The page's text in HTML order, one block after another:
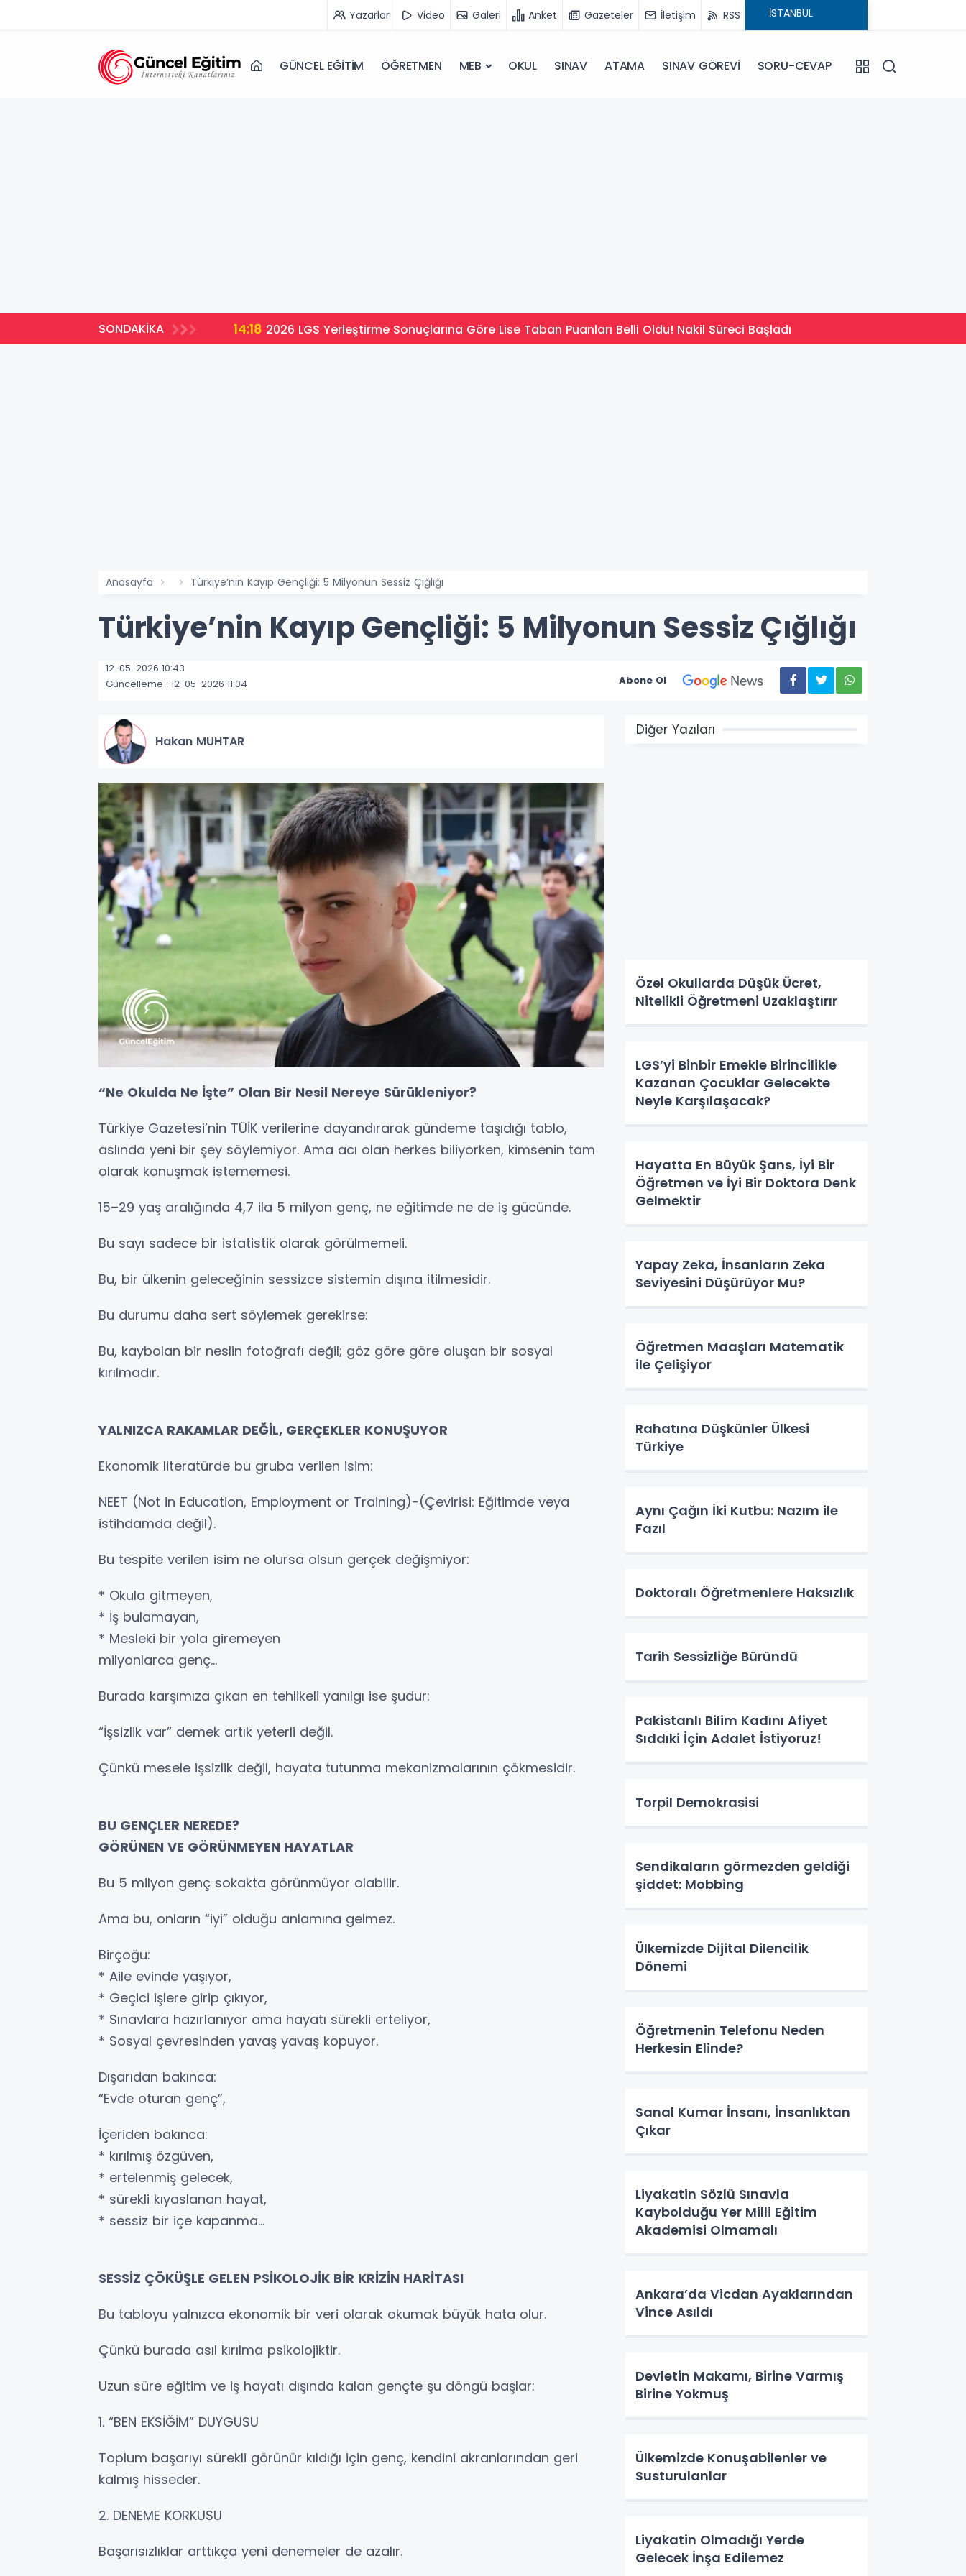
Yazarlar Video Galeri Anket Gazeteler İletişim RSS
GÜNCEL EĞİTİM ÖĞRETMEN MEB OKUL SINAV ATAMA SINAV GÖREVİ SORU-CEVAP
SONDAKİKA 14:18 2026 LGS Yerleştirme Sonuçlarına Göre Lise Taban Puanları Belli Oldu! Nakil Süreci Başladı
Anasayfa Türkiye’nin Kayıp Gençliği: 5 Milyonun Sessiz Çığlığı
Türkiye’nin Kayıp Gençliği: 5 Milyonun Sessiz Çığlığı
12-05-2026 10:43
Güncelleme : 12-05-2026 11:04
Abone Ol
Hakan MUHTAR
“Ne Okulda Ne İşte” Olan Bir Nesil Nereye Sürükleniyor?
Türkiye Gazetesi’nin TÜİK verilerine dayandırarak gündeme taşıdığı tablo,
aslında yeni bir şey söylemiyor. Ama acı olan herkes biliyorken, kimsenin tam
olarak konuşmak istememesi.
15–29 yaş aralığında 4,7 ila 5 milyon genç, ne eğitimde ne de iş gücünde.
Bu sayı sadece bir istatistik olarak görülmemeli.
Bu, bir ülkenin geleceğinin sessizce sistemin dışına itilmesidir.
Bu durumu daha sert söylemek gerekirse:
Bu, kaybolan bir neslin fotoğrafı değil; göz göre göre oluşan bir sosyal
kırılmadır.
YALNIZCA RAKAMLAR DEĞİL, GERÇEKLER KONUŞUYOR
Ekonomik literatürde bu gruba verilen isim:
NEET (Not in Education, Employment or Training)-(Çevirisi: Eğitimde veya
istihdamda değil).
Bu tespite verilen isim ne olursa olsun gerçek değişmiyor:
* Okula gitmeyen,
* İş bulamayan,
* Mesleki bir yola giremeyen
milyonlarca genç…
Burada karşımıza çıkan en tehlikeli yanılgı ise şudur:
“İşsizlik var” demek artık yeterli değil.
Çünkü mesele işsizlik değil, hayata tutunma mekanizmalarının çökmesidir.
BU GENÇLER NEREDE?
GÖRÜNEN VE GÖRÜNMEYEN HAYATLAR
Bu 5 milyon genç sokakta görünmüyor olabilir.
Ama bu, onların “iyi” olduğu anlamına gelmez.
Birçoğu:
* Aile evinde yaşıyor,
* Geçici işlere girip çıkıyor,
* Sınavlara hazırlanıyor ama hayatı sürekli erteliyor,
* Sosyal çevresinden yavaş yavaş kopuyor.
Dışarıdan bakınca:
“Evde oturan genç”,
İçeriden bakınca:
* kırılmış özgüven,
* ertelenmiş gelecek,
* sürekli kıyaslanan hayat,
* sessiz bir içe kapanma…
SESSİZ ÇÖKÜŞLE GELEN PSİKOLOJİK BİR KRİZİN HARİTASI
Bu tabloyu yalnızca ekonomik bir veri olarak okumak büyük hata olur.
Çünkü burada asıl kırılma psikolojiktir.
Uzun süre eğitim ve iş hayatı dışında kalan gençte şu döngü başlar:
1. “BEN EKSİĞİM” DUYGUSU
Toplum başarıyı sürekli görünür kıldığı için genç, kendini akranlarından geri
kalmış hisseder.
2. DENEME KORKUSU
Başarısızlıklar arttıkça yeni denemeler de azalır.
Diğer Yazıları
Özel Okullarda Düşük Ücret,
Nitelikli Öğretmeni Uzaklaştırır
LGS’yi Binbir Emekle Birincilikle
Kazanan Çocuklar Gelecekte
Neyle Karşılaşacak?
Hayatta En Büyük Şans, İyi Bir
Öğretmen ve İyi Bir Doktora Denk
Gelmektir
Yapay Zeka, İnsanların Zeka
Seviyesini Düşürüyor Mu?
Öğretmen Maaşları Matematik
ile Çelişiyor
Rahatına Düşkünler Ülkesi
Türkiye
Aynı Çağın İki Kutbu: Nazım ile
Fazıl
Doktoralı Öğretmenlere Haksızlık
Tarih Sessizliğe Büründü
Pakistanlı Bilim Kadını Afiyet
Sıddıki İçin Adalet İstiyoruz!
Torpil Demokrasisi
Sendikaların görmezden geldiği
şiddet: Mobbing
Ülkemizde Dijital Dilencilik
Dönemi
Öğretmenin Telefonu Neden
Herkesin Elinde?
Sanal Kumar İnsanı, İnsanlıktan
Çıkar
Liyakatin Sözlü Sınavla
Kaybolduğu Yer Milli Eğitim
Akademisi Olmamalı
Ankara’da Vicdan Ayaklarından
Vince Asıldı
Devletin Makamı, Birine Varmış
Birine Yokmuş
Ülkemizde Konuşabilenler ve
Susturulanlar
Liyakatin Olmadığı Yerde
Gelecek İnşa Edilemez